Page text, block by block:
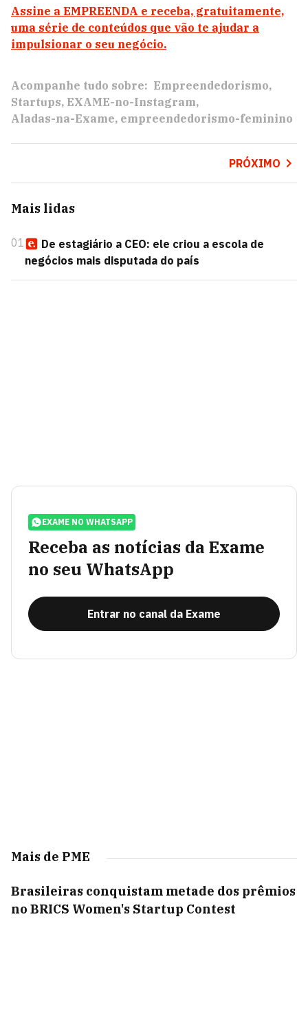
Assine a EMPREENDA e receba, gratuitamente,
uma série de conteúdos que vão te ajudar a
impulsionar o seu negócio.
Acompanhe tudo sobre: Empreendedorismo
Startups EXAME-no-Instagram
Aladas-na-Exame empreendedorismo-feminino
PRÓXIMO
Mais lidas
01
De estagiário a CEO: ele criou a escola de
negócios mais disputada do país
EXAME NO WHATSAPP
Receba as notícias da Exame
no seu WhatsApp
Entrar no canal da Exame
Mais de PME
Brasileiras conquistam metade dos prêmios
no BRICS Women's Startup Contest